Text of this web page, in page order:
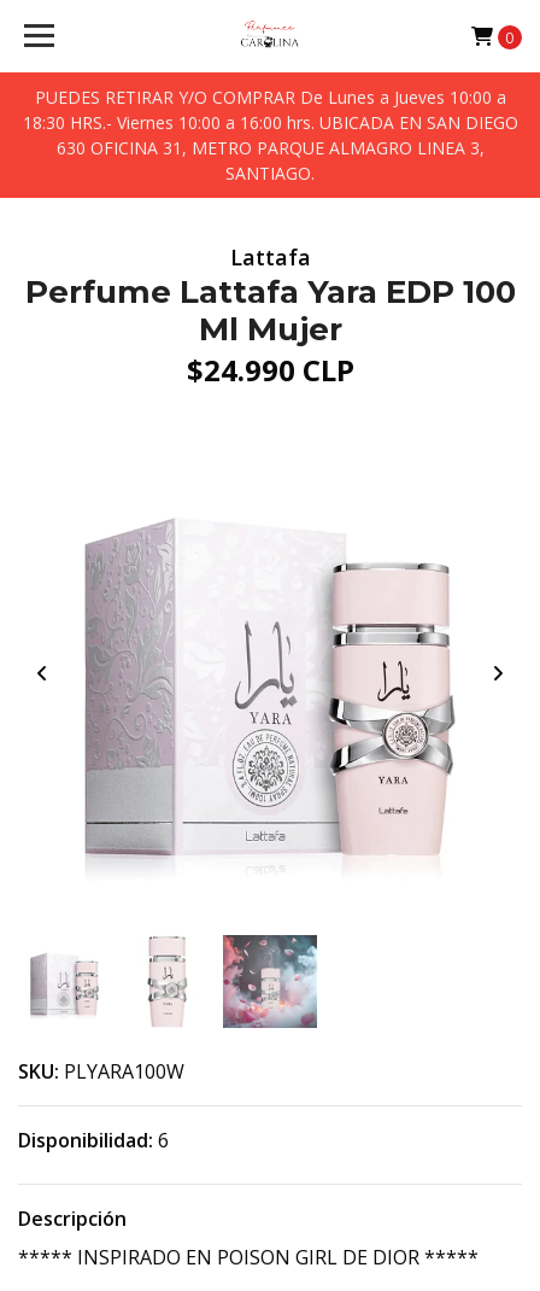
PUEDES RETIRAR Y/O COMPRAR De Lunes a Jueves 10:00 a
18:30 HRS.- Viernes 10:00 a 16:00 hrs. UBICADA EN SAN DIEGO
630 OFICINA 31, METRO PARQUE ALMAGRO LINEA 3,
SANTIAGO.
0
Lattafa
Perfume Lattafa Yara EDP 100
Ml Mujer
$24.990 CLP
SKU: PLYARA100W
Disponibilidad: 6
Descripción
***** INSPIRADO EN POISON GIRL DE DIOR *****